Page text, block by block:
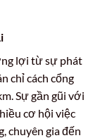
lợi từ sự phát
chỉ cách cổng
Sự gần gũi với
cơ hội việc
chuyên gia đến